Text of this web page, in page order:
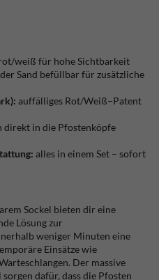
weiß für hohe Sichtbarkeit
Sand befüllbar für zusätzliche
auffälliges Rot/Weiß–Patent
direkt in die Pfostenköpfe
alles in einem Set – sofort
Sockel bieten dir eine
Lösung zur
weniger Minuten eine
Einsätze wie
Der massive
dafür, dass die Pfosten